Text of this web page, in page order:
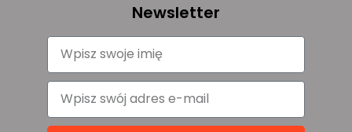
Newsletter